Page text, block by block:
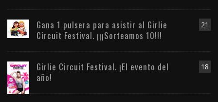
21
Gana 1 pulsera para asistir al Girlie
Circuit Festival. ¡¡¡Sorteamos 10!!!
18
Girlie Circuit Festival. ¡El evento del
año!